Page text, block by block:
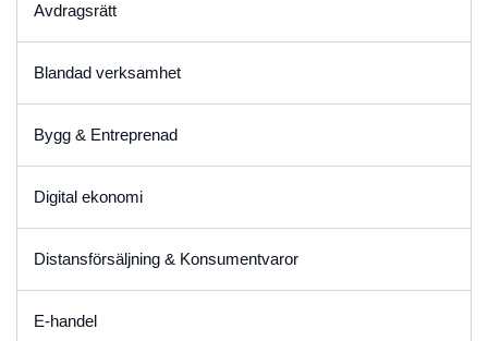
Avdragsrätt
Blandad verksamhet
Bygg & Entreprenad
Digital ekonomi
Distansförsäljning & Konsumentvaror
E-handel